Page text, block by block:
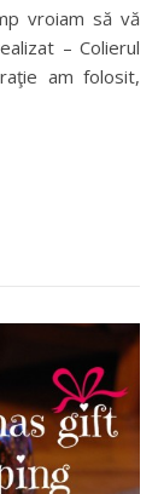
vroiam să vă
– Colierul
am folosit,